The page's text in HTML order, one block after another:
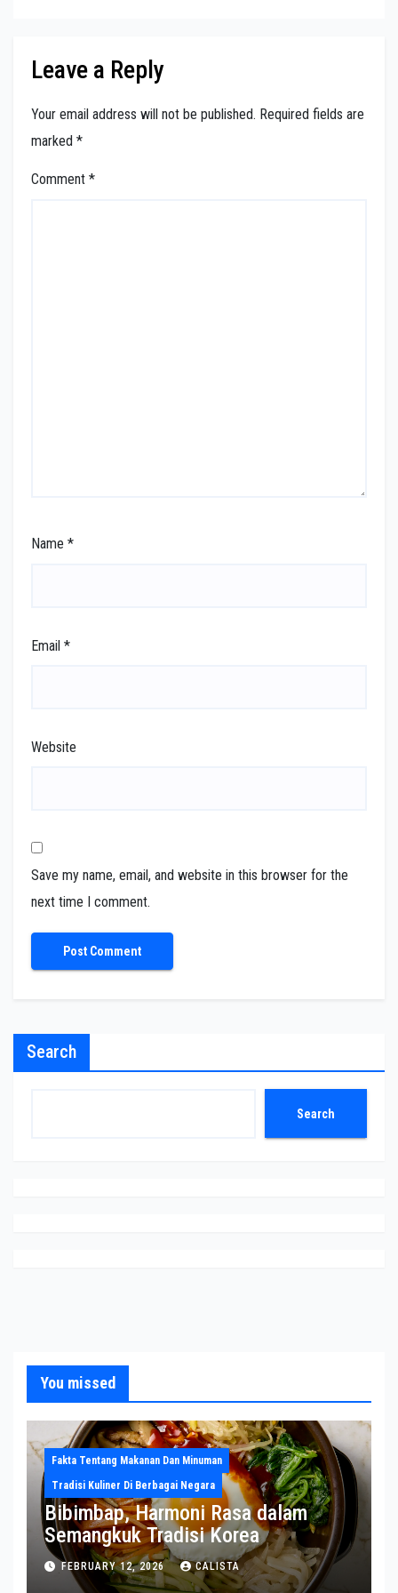
Leave a Reply
Your email address will not be published. Required fields are
marked *
Comment *
Name *
Email *
Website
Save my name, email, and website in this browser for the
next time I comment.
Search
Search
You missed
Fakta Tentang Makanan Dan Minuman
Tradisi Kuliner Di Berbagai Negara
Bibimbap, Harmoni Rasa dalam
Semangkuk Tradisi Korea
FEBRUARY 12, 2026 CALISTA